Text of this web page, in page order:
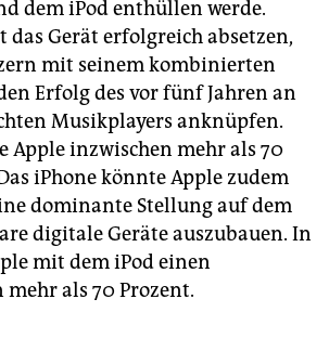
dem iPod enthüllen werde.
das Gerät erfolgreich absetzen,
mit seinem kombinierten
Erfolg des vor fünf Jahren an
Musikplayers anknüpfen.
Apple inzwischen mehr als 70
iPhone könnte Apple zudem
dominante Stellung auf dem
digitale Geräte auszubauen. In
mit dem iPod einen
als 70 Prozent.